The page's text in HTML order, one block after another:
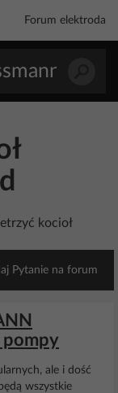
Forum elektroda
kocioł
Pytanie na forum
pompy
ale i dość
wszystkie